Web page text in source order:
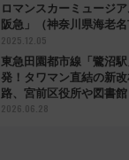
ロマンスカーミュージ
阪急」（神奈川県海老名
2025.12.05
東急田園都市線「鷺沼
発！タワマン直結の新
路、宮前区役所や図書
2026.06.28